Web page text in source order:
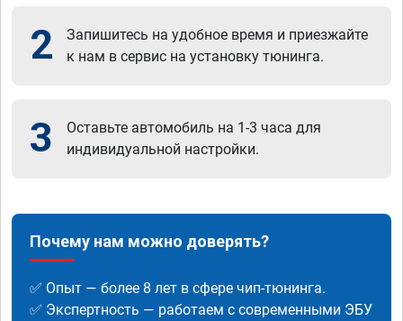
2
Запишитесь на удобное время и приезжайте
к нам в сервис на установку тюнинга.
3
Оставьте автомобиль на 1-3 часа для
индивидуальной настройки.
Почему нам можно доверять?
✅ Опыт — более 8 лет в сфере чип-тюнинга.
✅ Экспертность — работаем с современными ЭБУ